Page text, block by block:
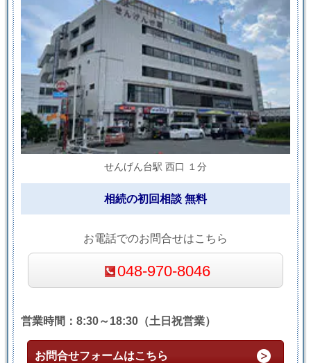
せんげん台駅 西口 １分
相続の初回相談 無料
お電話でのお問合せはこちら
048-970-8046
営業時間：8:30～18:30（土日祝営業）
お問合せフォームはこちら